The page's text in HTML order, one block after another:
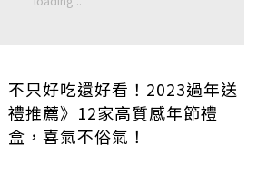
不只好吃還好看！2023過年送
禮推薦》12家高質感年節禮
盒，喜氣不俗氣！